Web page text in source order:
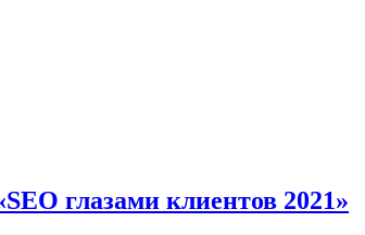
глазами клиентов 2021»